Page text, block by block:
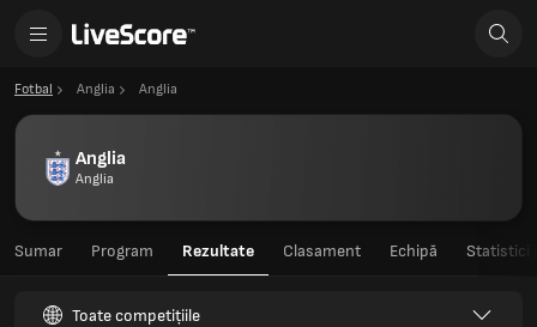
Fotbal Anglia Anglia
Anglia
Anglia
Sumar Program Rezultate Clasament Echipă Statistici
Toate competițiile